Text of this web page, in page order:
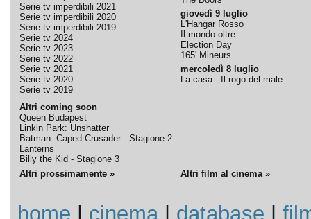
Serie tv imperdibili 2021
Serie tv imperdibili 2020
Serie tv imperdibili 2019
Serie tv 2024
Serie tv 2023
Serie tv 2022
Serie tv 2021
Serie tv 2020
Serie tv 2019
Altri coming soon
Queen Budapest
Linkin Park: Unshatter
Batman: Caped Crusader - Stagione 2
Lanterns
Billy the Kid - Stagione 3
giovedì 9 luglio
L'Hangar Rosso
Il mondo oltre
Election Day
165' Mineurs
mercoledì 8 luglio
La casa - Il rogo del male
Altri prossimamente » Altri film al cinema »
home cinema database